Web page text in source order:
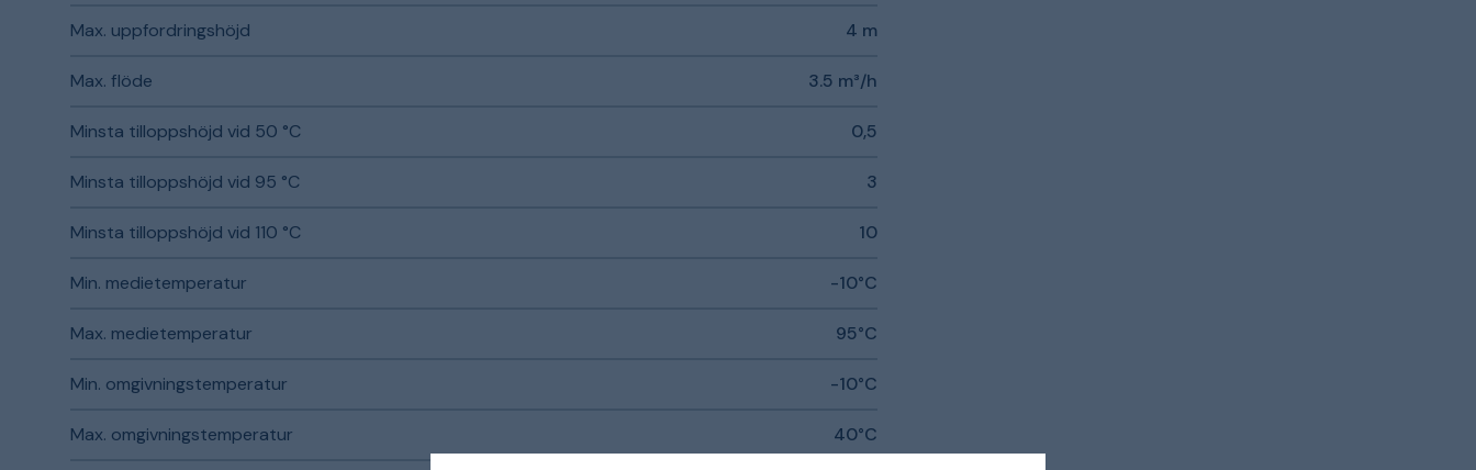
Max. uppfordringshöjd 4 m
Max. flöde 3.5 m³/h
Minsta tilloppshöjd vid 50 °C 0,5
Minsta tilloppshöjd vid 95 °C 3
Minsta tilloppshöjd vid 110 °C 10
Min. medietemperatur -10°C
Max. medietemperatur 95°C
Min. omgivningstemperatur -10°C
Max. omgivningstemperatur 40°C